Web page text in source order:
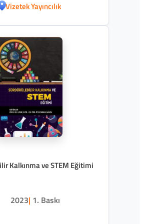
Vizetek Yayıncılık
Kalkınma ve STEM Eğitimi
2023| 1. Baskı